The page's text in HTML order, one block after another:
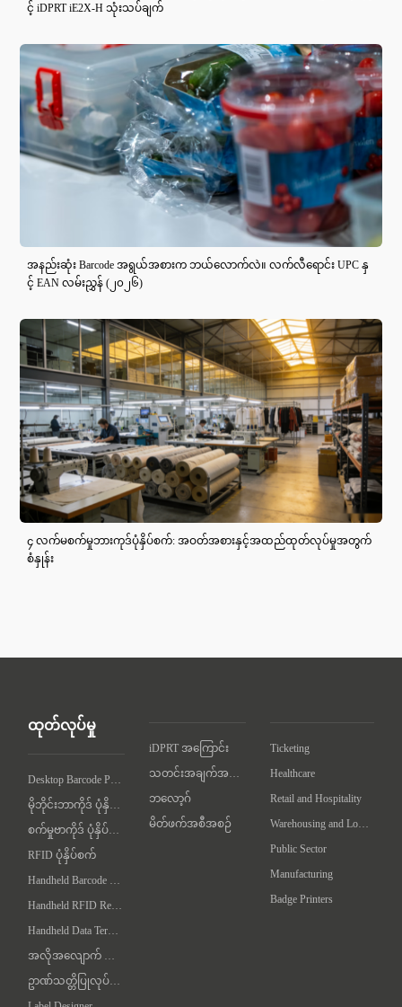
င့် iDPRT iE2X-H သုံးသပ်ချက်
အနည်းဆုံး Barcode အရွယ်အစားက ဘယ်လောက်လဲ။ လက်လီရောင်း UPC နှ
င့် EAN လမ်းညွှန် (၂၀၂၆)
၄ လက်မစက်မှုဘားကုဒ်ပုံနှိပ်စက်: အဝတ်အစားနှင့်အထည်ထုတ်လုပ်မှုအတွက်
စံနှုန်း
ထုတ်လုပ်မှု
Desktop Barcode Printer
မိုဘိုင်းဘာကိုဒ် ပုံနှိပ်စက်
စက်မှုဗာကိုဒ် ပုံနှိပ်စက်
RFID ပုံနှိပ်စက်
Handheld Barcode Scanner
Handheld RFID Reader/Writer
Handheld Data Terminal
အလိုအလျောက် လက်တွဲချက် စက်
ဥာဏ်သတ္တိပြုလုပ်ရေး စက်
iDPRT အကြောင်း
သတင်းအချက်အလက်
ဘလော့ဂ်
မိတ်ဖက်အစီအစဉ်
Ticketing
Healthcare
Retail and Hospitality
Warehousing and Logistics
Public Sector
Manufacturing
Badge Printers